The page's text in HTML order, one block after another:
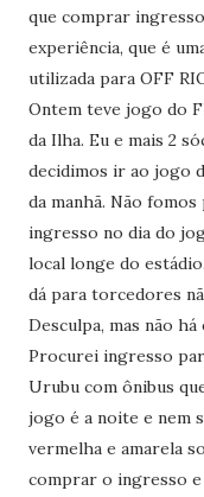
que comprar
experiência, que é
utilizada para OFF
Ontem teve jogo do
da Ilha. Eu e mais 2
decidimos ir ao jogo
da manhã. Não
ingresso no dia do
local longe do
dá para torcedores
Desculpa, mas não
Procurei ingresso
Urubu com ônibus
jogo é a noite e nem
vermelha e amarela
comprar o ingresso e